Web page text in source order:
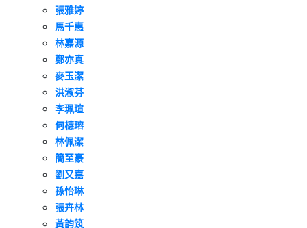
張雅婷
馬千惠
林嘉源
鄭亦真
麥玉潔
洪淑芬
李珮瑄
何橞瑢
林佩潔
簡至豪
劉又嘉
孫怡琳
張卉林
黃韵筑